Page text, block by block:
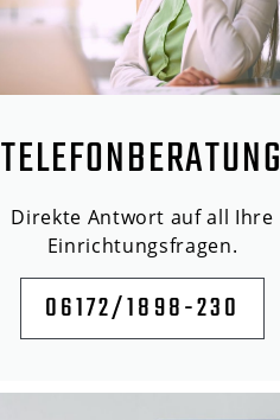
TELEFONBERATUNG
Direkte Antwort auf all Ihre
Einrichtungsfragen.
06172/1898-230